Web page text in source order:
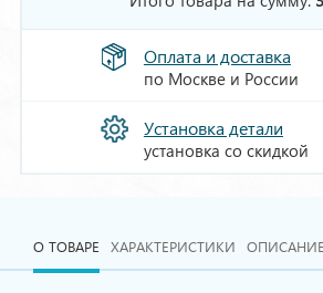
Оплата и доставка
по Москве и России
Установка детали
установка со скидкой
О ТОВАРЕ ХАРАКТЕРИСТИКИ ОПИСАНИЕ